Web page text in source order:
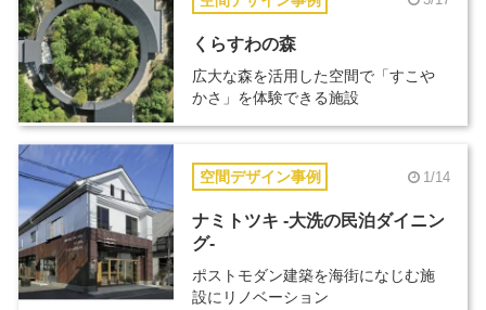
くらすわの森
広大な森を活用した空間で「すこや
かさ」を体験できる施設
空間デザイン事例 1/14
ナミトツキ -大洗の民泊ダイニン
グ-
ポストモダン建築を海街になじむ施
設にリノベーション